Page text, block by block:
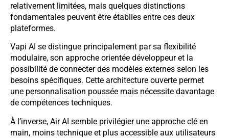
relativement limitées, mais quelques distinctions
fondamentales peuvent être établies entre ces deux
plateformes.
Vapi AI se distingue principalement par sa flexibilité
modulaire, son approche orientée développeur et la
possibilité de connecter des modèles externes selon les
besoins spécifiques. Cette architecture ouverte permet
une personnalisation poussée mais nécessite davantage
de compétences techniques.
À l’inverse, Air AI semble privilégier une approche clé en
main, moins technique et plus accessible aux utilisateurs